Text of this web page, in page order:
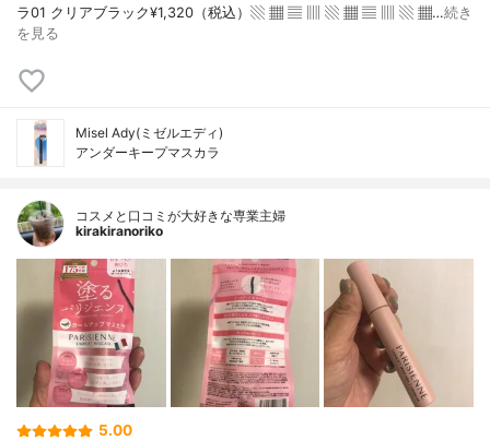
ラ01 クリアブラック¥1,320（税込）▧ ▦ ▤ ▥ ▧ ▦ ▤ ▥ ▧ ▦…続き
を見る
Misel Ady(ミゼルエディ)
アンダーキープマスカラ
コスメと口コミが大好きな専業主婦
kirakiranoriko
5.00